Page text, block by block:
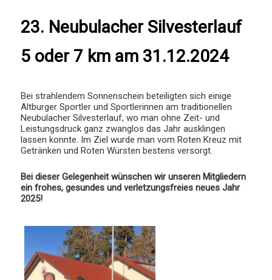
23. Neubulacher Silvesterlauf
5 oder 7 km am 31.12.2024
Bei strahlendem Sonnenschein beteiligten sich einige
Altburger Sportler und Sportlerinnen am traditionellen
Neubulacher Silvesterlauf, wo man ohne Zeit- und
Leistungsdruck ganz zwanglos das Jahr ausklingen
lassen konnte. Im Ziel wurde man vom Roten Kreuz mit
Getränken und Roten Würsten bestens versorgt.
Bei dieser Gelegenheit wünschen wir unseren Mitgliedern
ein frohes, gesundes und verletzungsfreies neues Jahr
2025!